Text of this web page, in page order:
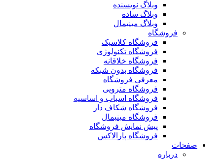
وبلاگ نویسنده
وبلاگ ساده
وبلاگ مینیمال
فروشگاه
فروشگاه کلاسیک
فروشگاه تکنولوژی
فروشگاه خلاقانه
فروشگاه بدون شبکه
معرفی فروشگاه
فروشگاه مترویی
فروشگاه اسباب و اساسیه
فروشگاه شکاف دار
فروشگاه مینیمال
پیش نمایش فروشگاه
فروشگاه پارالاکس
صفحات
درباره